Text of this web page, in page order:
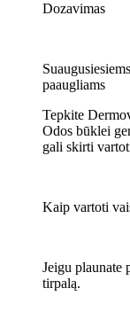
Dozavimas
paaugliams
Tepkite
Odos būklei
gali skirti
Kaip vartoti
Jeigu plaunate
tirpalą.